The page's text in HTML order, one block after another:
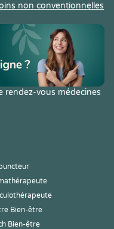
non conventionnelles
rendez-vous médecines
Bien-être
Bien-être